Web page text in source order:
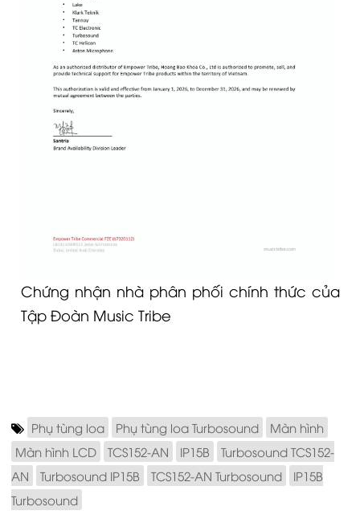
Chứng nhận nhà phân phối chính thức của
Tập Đoàn Music Tribe
Phụ tùng loa Phụ tùng loa Turbosound
Màn hình
Màn hình LCD
TCS152-AN IP15B
Turbosound TCS152-
AN
Turbosound IP15B TCS152-AN Turbosound
IP15B
Turbosound